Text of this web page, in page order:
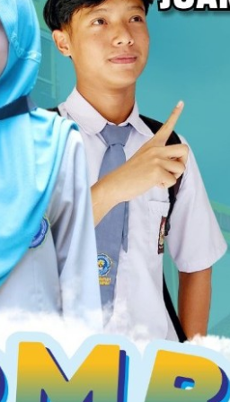
Administrator - Dilihat 880 kali